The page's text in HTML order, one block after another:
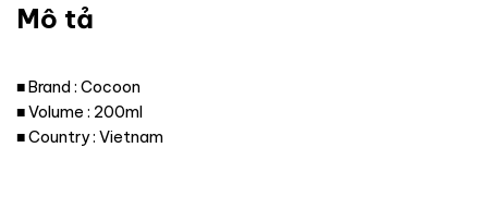
Mô tả
■ Brand : Cocoon
■ Volume : 200ml
■ Country : Vietnam